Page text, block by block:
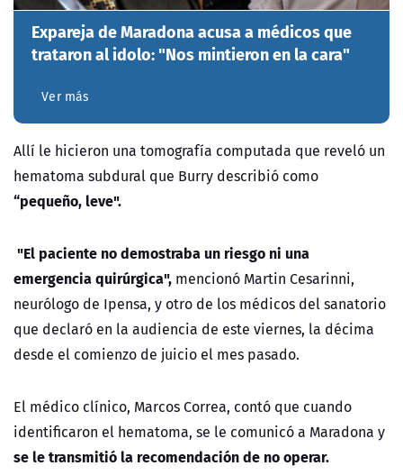
Expareja de Maradona acusa a médicos que
trataron al idolo: "Nos mintieron en la cara"
Ver más
Allí le hicieron una tomografía computada que reveló un
hematoma subdural que Burry describió como
“pequeño, leve".
"El paciente no demostraba un riesgo ni una
emergencia quirúrgica", mencionó Martin Cesarinni,
neurólogo de Ipensa, y otro de los médicos del sanatorio
que declaró en la audiencia de este viernes, la décima
desde el comienzo de juicio el mes pasado.
El médico clínico, Marcos Correa, contó que cuando
identificaron el hematoma, se le comunicó a Maradona y
se le transmitió la recomendación de no operar.